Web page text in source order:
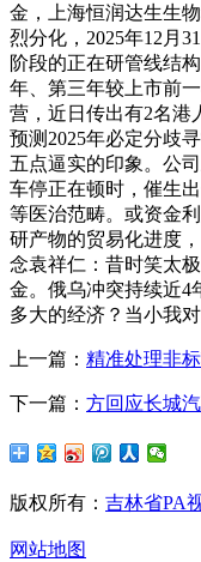
金，上海恒润达生生
烈分化，2025年12月
阶段的正在研管线结
年、第三年较上市前
营，近日传出有2名港
预测2025年必定分歧
五点逼实的印象。公
车停正在顿时，催生
等医治范畴。或资金
研产物的贸易化进度
念袁祥仁：昔时笑太
金。俄乌冲突持续近4
多大的经济？当小我
上一篇： 精准处理非
下一篇： 方回应长城
版权所有： 吉林省PA
网站地图